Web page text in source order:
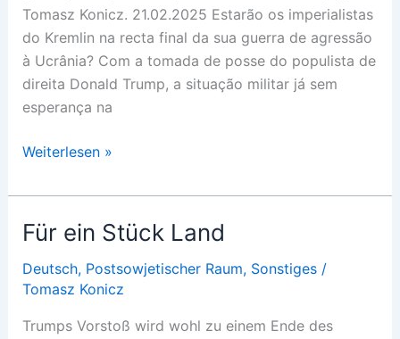
Tomasz Konicz. 21.02.2025 Estarão os imperialistas
do Kremlin na recta final da sua guerra de agressão
à Ucrânia? Com a tomada de posse do populista de
direita Donald Trump, a situação militar já sem
esperança na
Por
pedaço
de
terra
Weiterlesen »
Für ein Stück Land
Deutsch, Postsowjetischer Raum, Sonstiges/
Tomasz Konicz
Trumps Vorstoß wird wohl zu einem Ende des